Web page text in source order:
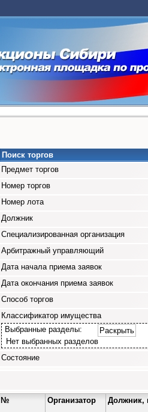
Поиск торгов
Предмет торгов
Номер торгов
Номер лота
Должник
Специализированная организация
Арбитражный управляющий
Дата начала приема заявок
Дата окончания приема заявок
Способ торгов
Классификатор имущества
Выбранные разделы:
Раскрыть
Нет выбранных разделов
Состояние
№ Организатор Должник,